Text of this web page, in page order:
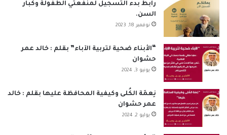
رابط بدء التسجيل لمنفعتي الطفولة وكبار
السن.
نوفمبر 18, 2023
“الأبناء ضحية لتربية الآباء” بقلم : خالد عمر
حشوان
يونيو 3, 2024
نِعمَة الكُلى وكيفية المحافظة عليها بقلم : خالد
عمر حشوان
يوليو 2, 2024